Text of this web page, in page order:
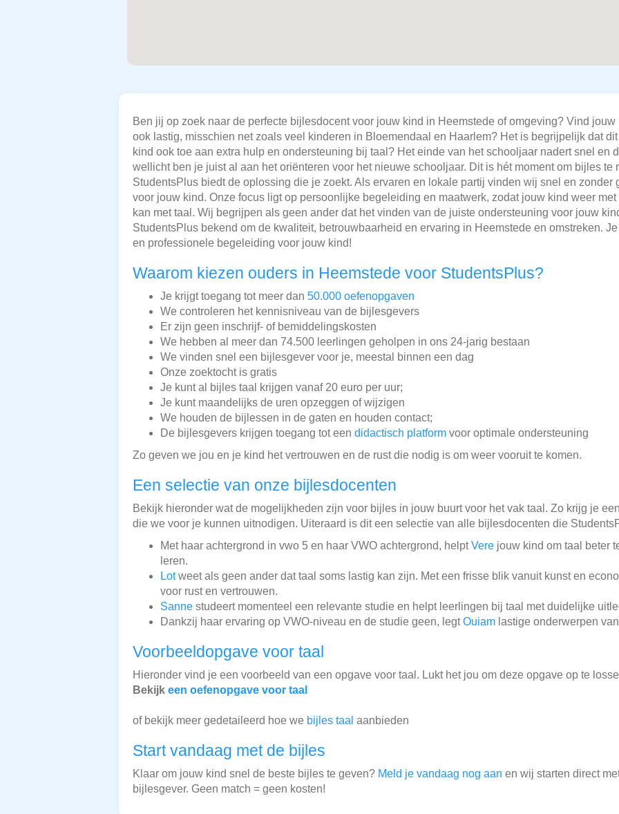
Ben jij op zoek naar de perfecte bijlesdocent voor jouw kind in Heemstede of omgeving? Vind
ook lastig, misschien net zoals veel kinderen in Bloemendaal en Haarlem? Het is begrijpelijk dat
kind ook toe aan extra hulp en ondersteuning bij taal? Het einde van het schooljaar nadert snel en
wellicht ben je juist al aan het oriënteren voor het nieuwe schooljaar. Dit is hét moment om bijles te
StudentsPlus biedt de oplossing die je zoekt. Als ervaren en lokale partij vinden wij snel en
voor jouw kind. Onze focus ligt op persoonlijke begeleiding en maatwerk, zodat jouw kind weer
kan met taal. Wij begrijpen als geen ander dat het vinden van de juiste ondersteuning voor jouw
StudentsPlus bekend om de kwaliteit, betrouwbaarheid en ervaring in Heemstede en omstreken.
en professionele begeleiding voor jouw kind!
Waarom kiezen ouders in Heemstede voor StudentsPlus?
Je krijgt toegang tot meer dan 50.000 oefenopgaven
We controleren het kennisniveau van de bijlesgevers
Er zijn geen inschrijf- of bemiddelingskosten
We hebben al meer dan 74.500 leerlingen geholpen in ons 24-jarig bestaan
We vinden snel een bijlesgever voor je, meestal binnen een dag
Onze zoektocht is gratis
Je kunt al bijles taal krijgen vanaf 20 euro per uur;
Je kunt maandelijks de uren opzeggen of wijzigen
We houden de bijlessen in de gaten en houden contact;
De bijlesgevers krijgen toegang tot een didactisch platform voor optimale ondersteuning
Zo geven we jou en je kind het vertrouwen en de rust die nodig is om weer vooruit te komen.
Een selectie van onze bijlesdocenten
Bekijk hieronder wat de mogelijkheden zijn voor bijles in jouw buurt voor het vak taal. Zo krijg je
die we voor je kunnen uitnodigen. Uiteraard is dit een selectie van alle bijlesdocenten die
Met haar achtergrond in vwo 5 en haar VWO achtergrond, helptVere jouw kind om taal beter
leren.
Lotweet als geen ander dat taal soms lastig kan zijn. Met een frisse blik vanuit kunst en
voor rust en vertrouwen.
Sanne studeert momenteel een relevante studie en helpt leerlingen bij taal met duidelijke
Dankzij haar ervaring op VWO-niveau en de studie geen, legtOuiam lastige onderwerpen
Voorbeeldopgave voor taal
Hieronder vind je een voorbeeld van een opgave voor taal. Lukt het jou om deze opgave op te
Bekijk een oefenopgave voor taal
of bekijk meer gedetaileerd hoe we bijles taal aanbieden
Start vandaag met de bijles
Klaar om jouw kind snel de beste bijles te geven? Meld je vandaag nog aan en wij starten direct
bijlesgever. Geen match = geen kosten!